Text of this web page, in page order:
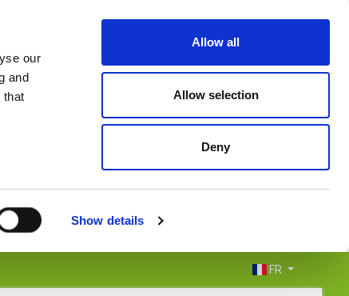
our
and
that
Show details
Allow all
Allow selection
Deny
FR